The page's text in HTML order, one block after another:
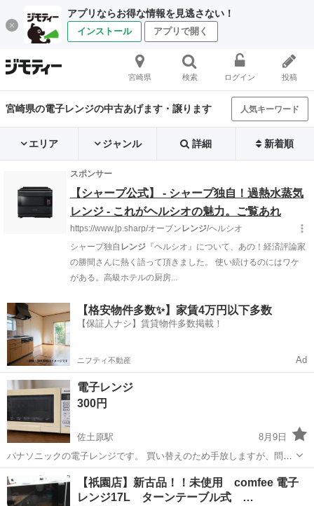
アプリならお得な情報を見逃さない！
インストール アプリで開く
宮崎県 検索 ログイン 投稿
宮崎県の電子レンジの中古あげます・譲ります 人気キーワード
エリア ジャンル 詳細 新着順
【格安物件多数✨】家賃4万円以下多数
【保証人ナシ】賃貸物件多数掲載！
ニフティ不動産 Ad
電子レンジ
300円
佐土原駅
8月9日
パナソニックの電子レンジです。 買い替えのため手放しますが、問題
なく使えます。 ※写真の通り使用感はありますのでご承知おきくださ
い。 メーカー・型番: パナソニック NE-ST615 発売年: 2014年製 庫内
容量:...
宮崎市 佐土原駅 キッチン家電 パナソニック
【祇園店】新古品！！未使用 comfee 電子
レンジ17L ターンテーブル式 …